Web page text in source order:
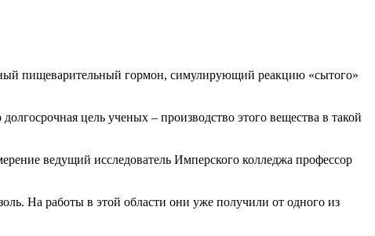
пищеварительный гормон, симулирующий реакцию «сытого»
цель ученых – производство этого вещества в такой
ведущий исследователь Имперского колледжа профессор
На работы в этой области они уже получили от одного из